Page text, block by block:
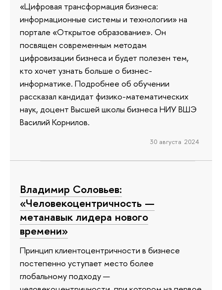
«Цифровая трансформация бизнеса:
информационные системы и технологии» на
портале «Открытое образование». Он
посвящен современным методам
цифровизации бизнеса и будет полезен тем,
кто хочет узнать больше о бизнес-
информатике. Подробнее об обучении
рассказал кандидат физико-математических
наук, доцент Высшей школы бизнеса НИУ ВШЭ
Василий Корнилов.
30 августа 2024
Владимир Соловьев:
«Человекоцентричность —
метанавык лидера нового
времени»
Принцип клиентоцентричности в бизнесе
постепенно уступает место более
глобальному подходу —